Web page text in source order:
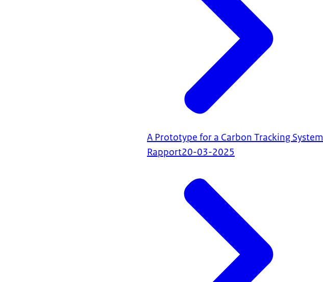
A Prototype for a Carbon Tracking System
Rapport20-03-2025